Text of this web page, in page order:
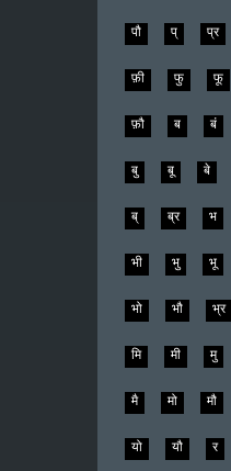
पौ प् प्र
फ़ी फु फू
फ़ौ ब बं
बु बू बे
ब् ब्र भ
भी भु भू
भो भौ भ्र
मि मी मु
मै मो मौ
यो यौ र